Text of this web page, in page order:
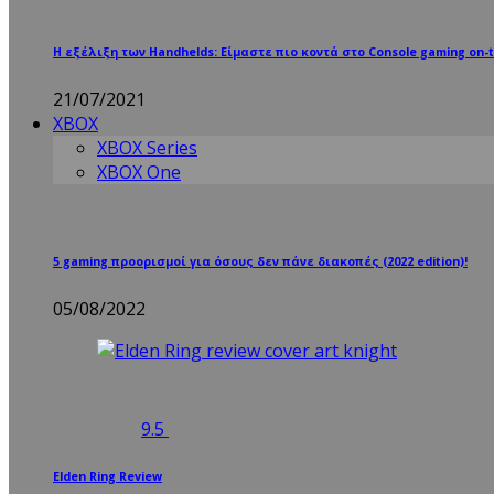
Η εξέλιξη των Handhelds: Είμαστε πιο κοντά στο Console gaming on-
21/07/2021
XBOX
XBOX Series
XBOX One
5 gaming προορισμοί για όσους δεν πάνε διακοπές (2022 edition)!
05/08/2022
9.5
Elden Ring Review